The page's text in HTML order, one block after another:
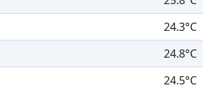
24.3°C
24.8°C
24.5°C